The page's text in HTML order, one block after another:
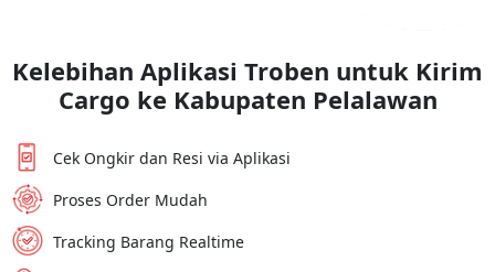
Kelebihan Aplikasi Troben untuk Kirim
Cargo ke Kabupaten Pelalawan
Cek Ongkir dan Resi via Aplikasi
Proses Order Mudah
Tracking Barang Realtime